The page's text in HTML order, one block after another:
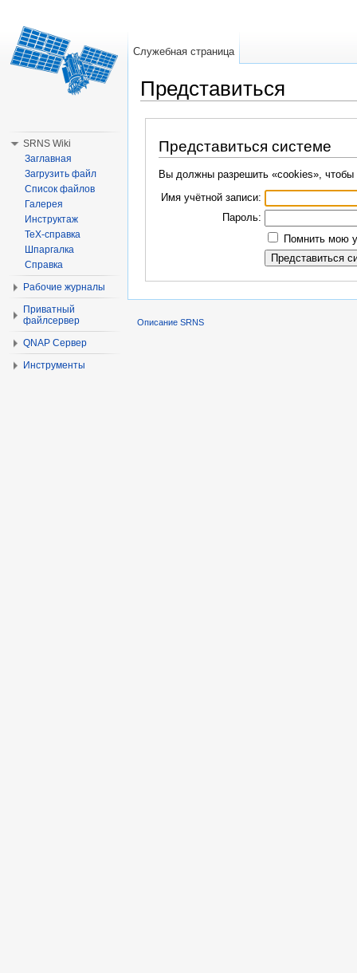
Представиться
Представиться системе
Вы должны разрешить «cookies», чтобы
Имя учётной записи:
Пароль:
Помнить мою
Служебная страница
SRNS Wiki
Заглавная
Загрузить файл
Список файлов
Галерея
Инструктаж
TeX-справка
Шпаргалка
Справка
Рабочие журналы
Приватный
файлсервер
QNAP Сервер
Инструменты
Описание SRNS